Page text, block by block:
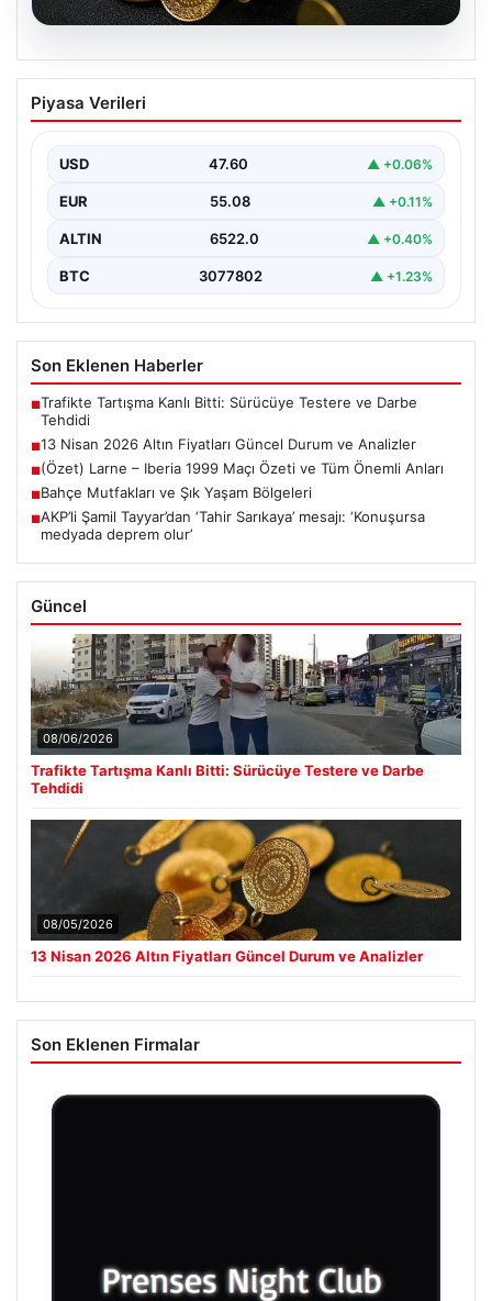
04.08.2026
(Özet) Larne – Iberia 1999 Maçı Özeti
ve Tüm Önemli Anları
Piyasa Verileri
USD 47.60 ▲ +0.06%
EUR 55.08 ▲ +0.11%
ALTIN 6522.0 ▲ +0.40%
BTC 3077802 ▲ +1.23%
Son Eklenen Haberler
■Trafikte Tartışma Kanlı Bitti: Sürücüye Testere ve Darbe
Tehdidi
■13 Nisan 2026 Altın Fiyatları Güncel Durum ve Analizler
■(Özet) Larne – Iberia 1999 Maçı Özeti ve Tüm Önemli Anları
■Bahçe Mutfakları ve Şık Yaşam Bölgeleri
■AKP’li Şamil Tayyar’dan ‘Tahir Sarıkaya’ mesajı: ‘Konuşursa
medyada deprem olur’
Güncel
08/06/2026
Trafikte Tartışma Kanlı Bitti: Sürücüye Testere ve Darbe
Tehdidi
08/05/2026
13 Nisan 2026 Altın Fiyatları Güncel Durum ve Analizler
Son Eklenen Firmalar